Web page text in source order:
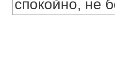
спокойно, не